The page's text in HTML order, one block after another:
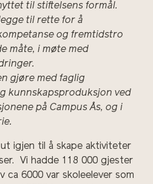
til stiftelsens formål.
til rette for å
og fremtidstro
måte, i møte med
gjøre med faglig
kunnskapsproduksjon ved
på Campus Ås, og i
igjen til å skape aktiviteter
Vi hadde 118 000 gjester
ca 6000 var skoleelever som